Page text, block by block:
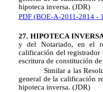
hipoteca inversa. (JDR)
PDF (BOE-A-2011-2814 -
27. HIPOTECA
y del Notariado, en el
calificación del registrador
escritura de constitución
Similar a las
general de la calificación
hipoteca inversa. (JDR)